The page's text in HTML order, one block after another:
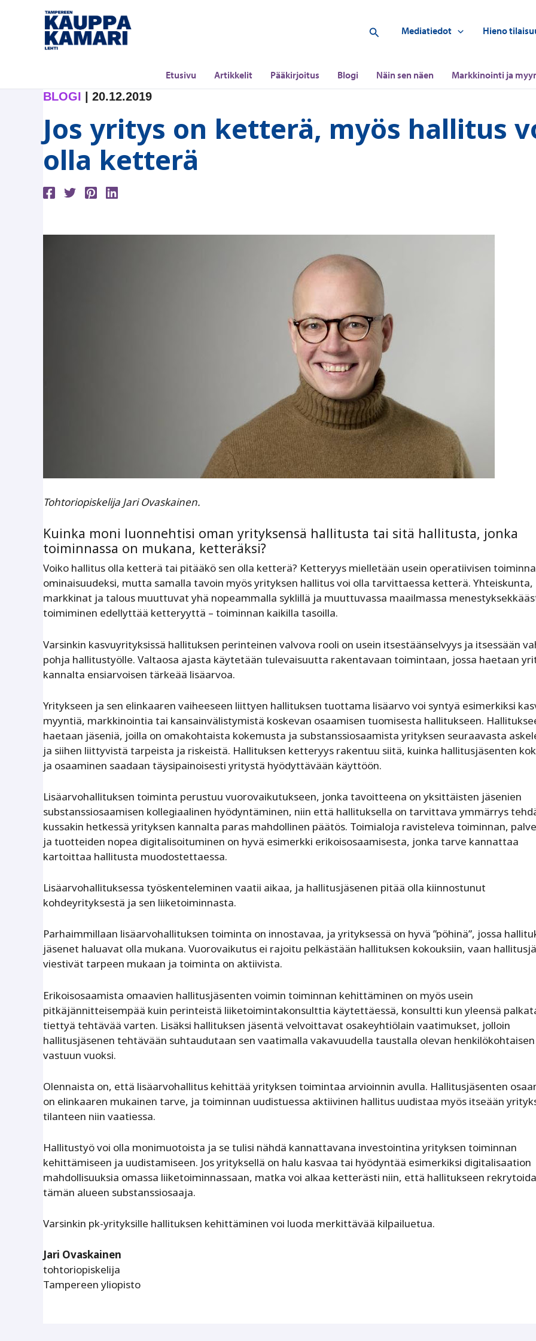
Hae Mediatiedot Hieno
Etusivu Artikkelit Pääkirjoitus Blogi Näin sen näen Markkinointi ja
BLOGI | 20.12.2019
Jos yritys on ketterä, myös hallitus
olla ketterä
Tohtoriopiskelija Jari Ovaskainen.
Kuinka moni luonnehtisi oman yrityksensä hallitusta tai sitä hallitusta, jonka
toiminnassa on mukana, ketteräksi?
Voiko hallitus olla ketterä tai pitääkö sen olla ketterä? Ketteryys mielletään usein operatiivisen
ominaisuudeksi, mutta samalla tavoin myös yrityksen hallitus voi olla tarvittaessa ketterä. Yhteiskunta,
markkinat ja talous muuttuvat yhä nopeammalla syklillä ja muuttuvassa maailmassa
toimiminen edellyttää ketteryyttä – toiminnan kaikilla tasoilla.
Varsinkin kasvuyrityksissä hallituksen perinteinen valvova rooli on usein itsestäänselvyys ja itsessään
pohja hallitustyölle. Valtaosa ajasta käytetään tulevaisuutta rakentavaan toimintaan, jossa haetaan
kannalta ensiarvoisen tärkeää lisäarvoa.
Yritykseen ja sen elinkaaren vaiheeseen liittyen hallituksen tuottama lisäarvo voi syntyä esimerkiksi
myyntiä, markkinointia tai kansainvälistymistä koskevan osaamisen tuomisesta hallitukseen.
haetaan jäseniä, joilla on omakohtaista kokemusta ja substanssiosaamista yrityksen seuraavasta
ja siihen liittyvistä tarpeista ja riskeistä. Hallituksen ketteryys rakentuu siitä, kuinka hallitusjäsenten
ja osaaminen saadaan täysipainoisesti yritystä hyödyttävään käyttöön.
Lisäarvohallituksen toiminta perustuu vuorovaikutukseen, jonka tavoitteena on yksittäisten jäsenien
substanssiosaamisen kollegiaalinen hyödyntäminen, niin että hallituksella on tarvittava ymmärrys
kussakin hetkessä yrityksen kannalta paras mahdollinen päätös. Toimialoja ravisteleva toiminnan,
ja tuotteiden nopea digitalisoituminen on hyvä esimerkki erikoisosaamisesta, jonka tarve kannattaa
kartoittaa hallitusta muodostettaessa.
Lisäarvohallituksessa työskenteleminen vaatii aikaa, ja hallitusjäsenen pitää olla kiinnostunut
kohdeyrityksestä ja sen liiketoiminnasta.
Parhaimmillaan lisäarvohallituksen toiminta on innostavaa, ja yrityksessä on hyvä ”pöhinä”, jossa
jäsenet haluavat olla mukana. Vuorovaikutus ei rajoitu pelkästään hallituksen kokouksiin, vaan
viestivät tarpeen mukaan ja toiminta on aktiivista.
Erikoisosaamista omaavien hallitusjäsenten voimin toiminnan kehittäminen on myös usein
pitkäjännitteisempää kuin perinteistä liiketoimintakonsulttia käytettäessä, konsultti kun yleensä
tiettyä tehtävää varten. Lisäksi hallituksen jäsentä velvoittavat osakeyhtiölain vaatimukset, jolloin
hallitusjäsenen tehtävään suhtaudutaan sen vaatimalla vakavuudella taustalla olevan henkilökohtaisen
vastuun vuoksi.
Olennaista on, että lisäarvohallitus kehittää yrityksen toimintaa arvioinnin avulla. Hallitusjäsenten
on elinkaaren mukainen tarve, ja toiminnan uudistuessa aktiivinen hallitus uudistaa myös itseään
tilanteen niin vaatiessa.
Hallitustyö voi olla monimuotoista ja se tulisi nähdä kannattavana investointina yrityksen toiminnan
kehittämiseen ja uudistamiseen. Jos yrityksellä on halu kasvaa tai hyödyntää esimerkiksi digitalisaation
mahdollisuuksia omassa liiketoiminnassaan, matka voi alkaa ketterästi niin, että hallitukseen
tämän alueen substanssiosaaja.
Varsinkin pk-yrityksille hallituksen kehittäminen voi luoda merkittävää kilpailuetua.
Jari Ovaskainen
tohtoriopiskelija
Tampereen yliopisto